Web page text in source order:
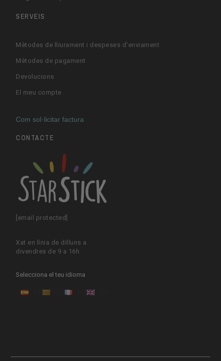
SERVEIS
Mètodes de lliurament i despeses d'enviament
Mètodes de pagament
Devolucions
El meu compte
Com sol·licitar factura
CONTACTE
[email protected]
Xat en línia de dilluns a
divendres de 9 a 16h
Selecciona el teu idioma
ES CA FR